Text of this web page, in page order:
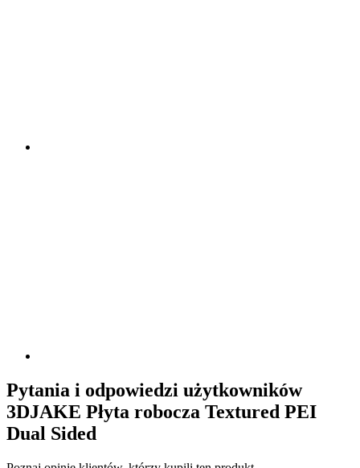
Pytania i odpowiedzi użytkowników
3DJAKE Płyta robocza Textured PEI
Dual Sided